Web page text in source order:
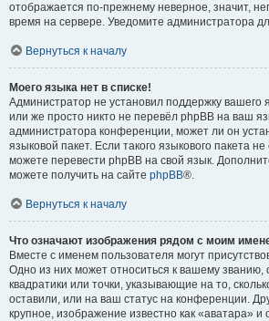
отображается по-прежнему неверное, значит,
время на сервере. Уведомите администратора
Вернуться к началу
Моего языка нет в списке!
Администратор не установил поддержку вашего
или же просто никто не перевёл phpBB на ваш
администратора конференции, может ли он
языковой пакет. Если такого языкового пакета
можете перевести phpBB на свой язык.
можете получить на сайте phpBB®.
Вернуться к началу
Что означают изображения рядом с моим
Вместе с именем пользователя могут
Одно из них может относиться к вашему званию,
квадратики или точки, указывающие на то,
оставили, или на ваш статус на конференции.
крупное, изображение известно как «аватара» и